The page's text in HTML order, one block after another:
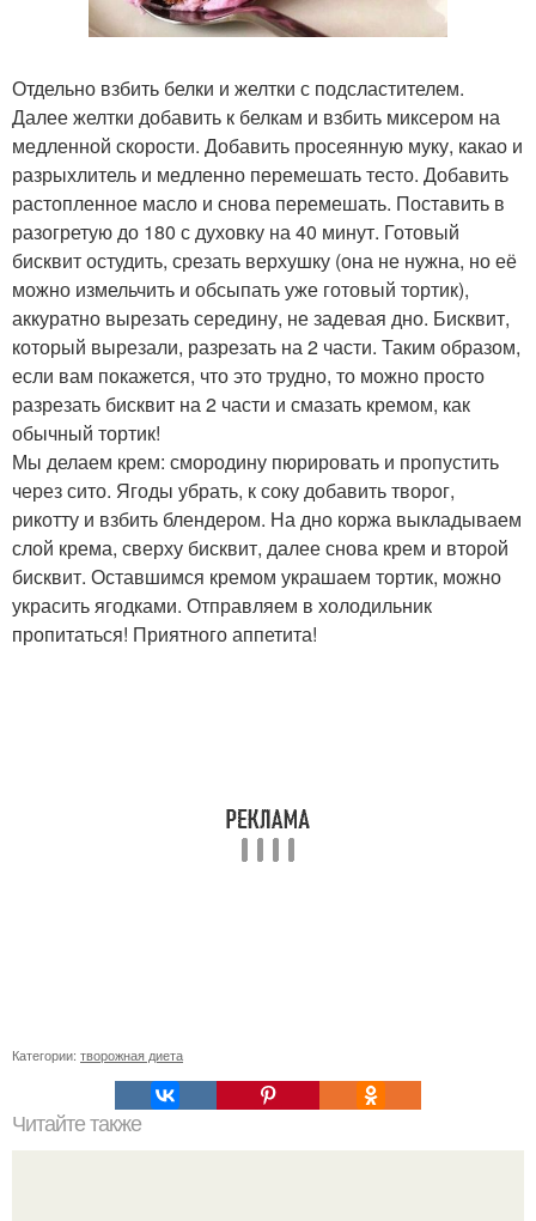
Отдельно взбить белки и желтки с подсластителем.
Далее желтки добавить к белкам и взбить миксером на
медленной скорости. Добавить просеянную муку, какао и
разрыхлитель и медленно перемешать тесто. Добавить
растопленное масло и снова перемешать. Поставить в
разогретую до 180 с духовку на 40 минут. Готовый
бисквит остудить, срезать верхушку (она не нужна, но её
можно измельчить и обсыпать уже готовый тортик),
аккуратно вырезать середину, не задевая дно. Бисквит,
который вырезали, разрезать на 2 части. Таким образом,
если вам покажется, что это трудно, то можно просто
разрезать бисквит на 2 части и смазать кремом, как
обычный тортик!
Мы делаем крем: смородину пюрировать и пропустить
через сито. Ягоды убрать, к соку добавить творог,
рикотту и взбить блендером. На дно коржа выкладываем
слой крема, сверху бисквит, далее снова крем и второй
бисквит. Оставшимся кремом украшаем тортик, можно
украсить ягодками. Отправляем в холодильник
пропитаться! Приятного аппетита!
Категории: творожная диета
Читайте также